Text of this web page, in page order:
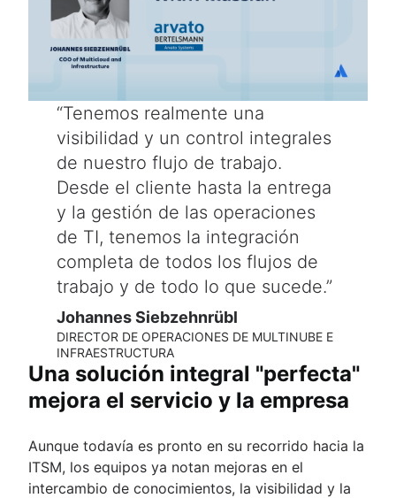
Tenemos realmente una
visibilidad y un control integrales
de nuestro flujo de trabajo.
Desde el cliente hasta la entrega
y la gestión de las operaciones
de TI, tenemos la integración
completa de todos los flujos de
trabajo y de todo lo que sucede.
Johannes Siebzehnrübl
DIRECTOR DE OPERACIONES DE MULTINUBE E
INFRAESTRUCTURA
Una solución integral "perfecta"
mejora el servicio y la empresa
Aunque todavía es pronto en su recorrido hacia la
ITSM, los equipos ya notan mejoras en el
intercambio de conocimientos, la visibilidad y la